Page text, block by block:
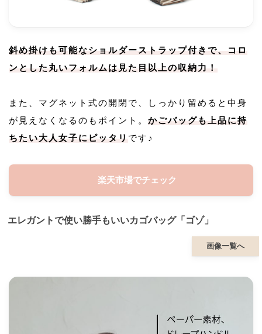
斜め掛けも可能なショルダーストラップ付きで、コロ
ンとした丸いフォルムは見た目以上の収納力！
また、マグネット式の開閉で、しっかり留めると中身
が見えなくなるのもポイント。 かごバッグも上品に持
ちたい大人女子にピッタリ です♪
楽天市場でチェック
エレガントで使い勝手もいいカゴバッグ「ゴゾ」
画像一覧へ